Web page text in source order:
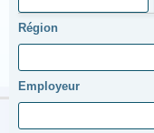
Région
Employeur